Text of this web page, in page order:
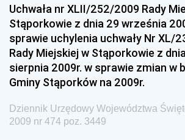
Dziennik Urzędowy Ministra
Regionalnej
Dziennik Urzędowy Ministra
Dziennik Urzędowy Ministra Zdrowia
Dziennik Urzędowy Ministra
Dziennik Urzędowy Ministra Klimatu
Uchwała nr XLII/252/2009 Rady
Stąporkowie z dnia 29 września
sprawie uchylenia uchwały Nr XL/
Rady Miejskiej w Stąporkowie z
sierpnia 2009r. w sprawie zmian w
Gminy Stąporków na 2009r.
Dziennik Urzędowy Województwa
2009 nr 474 poz. 3449